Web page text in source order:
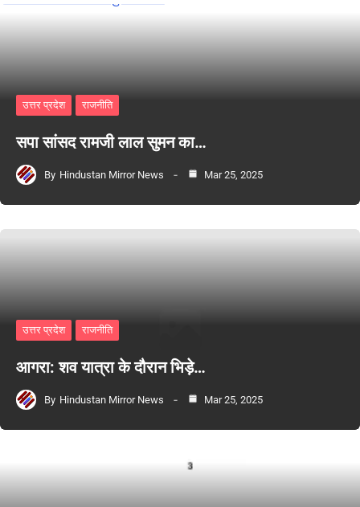
उत्तर प्रदेश राजनीति
सपा सांसद रामजी लाल सुमन का…
By Hindustan Mirror News Mar 25, 2025
उत्तर प्रदेश राजनीति
आगरा: शव यात्रा के दौरान भिड़े…
By Hindustan Mirror News Mar 25, 2025